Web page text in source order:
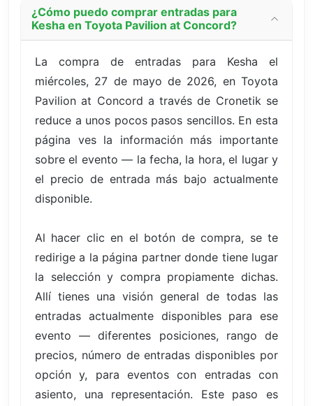
¿Cómo puedo comprar entradas para
Kesha en Toyota Pavilion at Concord?
La compra de entradas para Kesha el
miércoles, 27 de mayo de 2026, en Toyota
Pavilion at Concord a través de Cronetik se
reduce a unos pocos pasos sencillos. En esta
página ves la información más importante
sobre el evento — la fecha, la hora, el lugar y
el precio de entrada más bajo actualmente
disponible.
Al hacer clic en el botón de compra, se te
redirige a la página partner donde tiene lugar
la selección y compra propiamente dichas.
Allí tienes una visión general de todas las
entradas actualmente disponibles para ese
evento — diferentes posiciones, rango de
precios, número de entradas disponibles por
opción y, para eventos con entradas con
asiento, una representación. Este paso es